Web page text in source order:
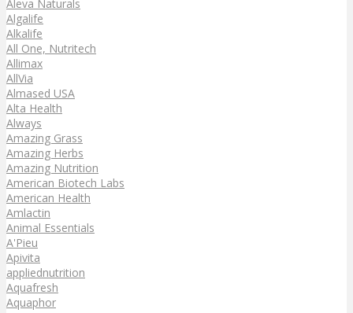
Aleva Naturals
Algalife
Alkalife
All One, Nutritech
Allimax
AllVia
Almased USA
Alta Health
Always
Amazing Grass
Amazing Herbs
Amazing Nutrition
American Biotech Labs
American Health
Amlactin
Animal Essentials
A'Pieu
Apivita
appliednutrition
Aquafresh
Aquaphor